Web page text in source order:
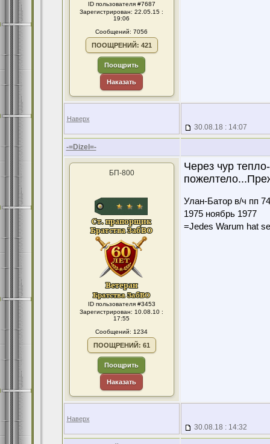
ID пользователя #7687
Зарегистрирован: 22.05.15 :
19:06
Сообщений: 7056
ПООЩРЕНИЙ: 421
Поощрить
Наказать
Наверх
30.08.18 : 14:07
-=Dizel=-
БП-800
ID пользователя #3453
Зарегистрирован: 10.08.10 :
17:55
Сообщений: 1234
ПООЩРЕНИЙ: 61
Поощрить
Наказать
Через чур
Улан-Батор в/ч пп
1975 ноябрь 1977
=Jedes Warum hat
Наверх
30.08.18 : 14:32